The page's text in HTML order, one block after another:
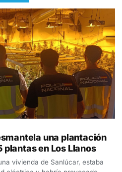
una plantación
en Los Llanos
vivienda de Sanlúcar, estaba